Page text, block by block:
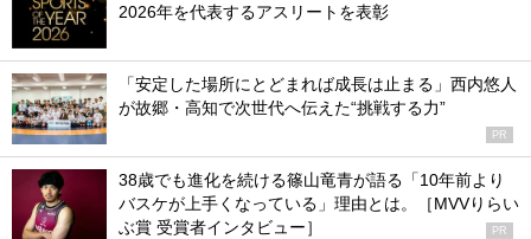
2026年を代表するアスリートを表彰
「安定した場所にとどまれば成長は止まる」西内悠人
が故郷・高知で次世代へ伝えた“挑戦する力”
PR
38歳でも進化を続ける篠山竜青が語る「10年前より
バスケが上手くなっている」理由とは。［MVVりらい
ぶ賞 受賞者インタビュー］
PR